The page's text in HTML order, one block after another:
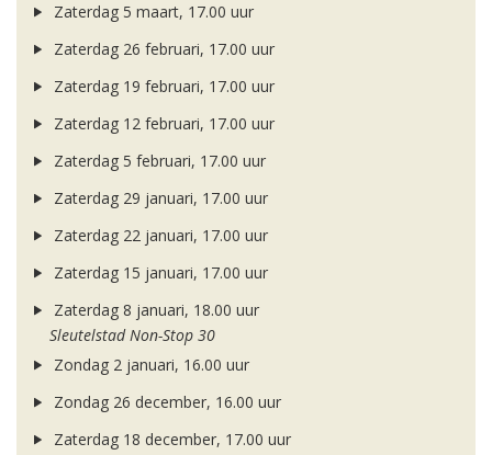
Zaterdag 5 maart, 17.00 uur
Zaterdag 26 februari, 17.00 uur
Zaterdag 19 februari, 17.00 uur
Zaterdag 12 februari, 17.00 uur
Zaterdag 5 februari, 17.00 uur
Zaterdag 29 januari, 17.00 uur
Zaterdag 22 januari, 17.00 uur
Zaterdag 15 januari, 17.00 uur
Zaterdag 8 januari, 18.00 uur
Sleutelstad Non-Stop 30
Zondag 2 januari, 16.00 uur
Zondag 26 december, 16.00 uur
Zaterdag 18 december, 17.00 uur